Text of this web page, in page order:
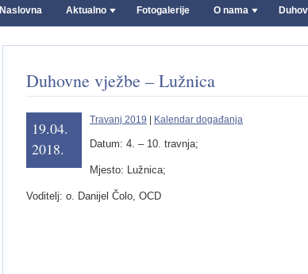
Naslovna Aktualno Fotogalerije O nama
Duhovne vježbe – Lužnica
19.04.
2018.
Travanj 2019 Kalendar događanja
Datum: 4. – 10. travnja;
Mjesto: Lužnica;
Voditelj: o. Danijel Čolo, OCD